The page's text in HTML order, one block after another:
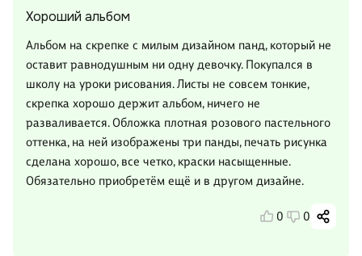
Хороший альбом
Альбом на скрепке с милым дизайном панд, который не
оставит равнодушным ни одну девочку. Покупался в
школу на уроки рисования. Листы не совсем тонкие,
скрепка хорошо держит альбом, ничего не
разваливается. Обложка плотная розового пастельного
оттенка, на ней изображены три панды, печать рисунка
сделана хорошо, все четко, краски насыщенные.
Обязательно приобретём ещё и в другом дизайне.
0 0